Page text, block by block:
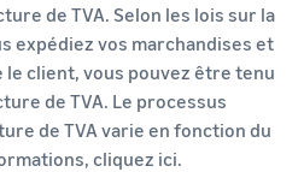
de TVA. Selon les lois sur la
expédiez vos marchandises et
le client, vous pouvez être tenu
de TVA. Le processus
de TVA varie en fonction du
cliquez ici.